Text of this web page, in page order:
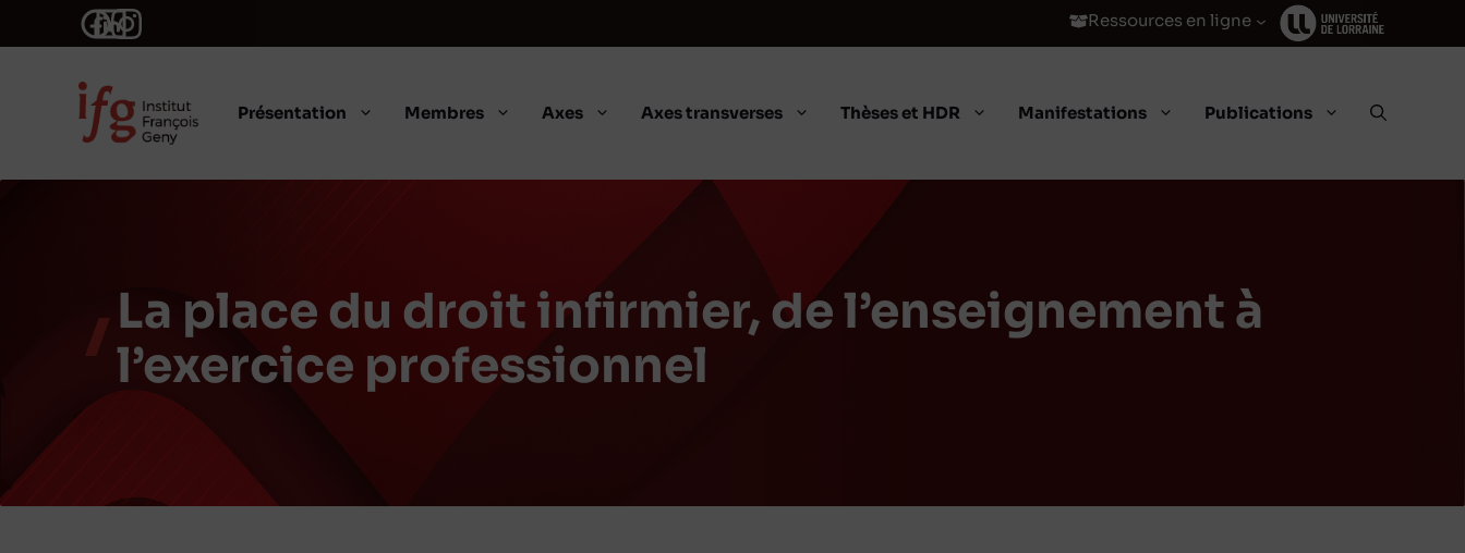
Ressources en ligne
Présentation Membres Axes Axes transverses Thèses et HDR Manifestations Publications
La place du droit infirmier, de l’enseignement à
l’exercice professionnel